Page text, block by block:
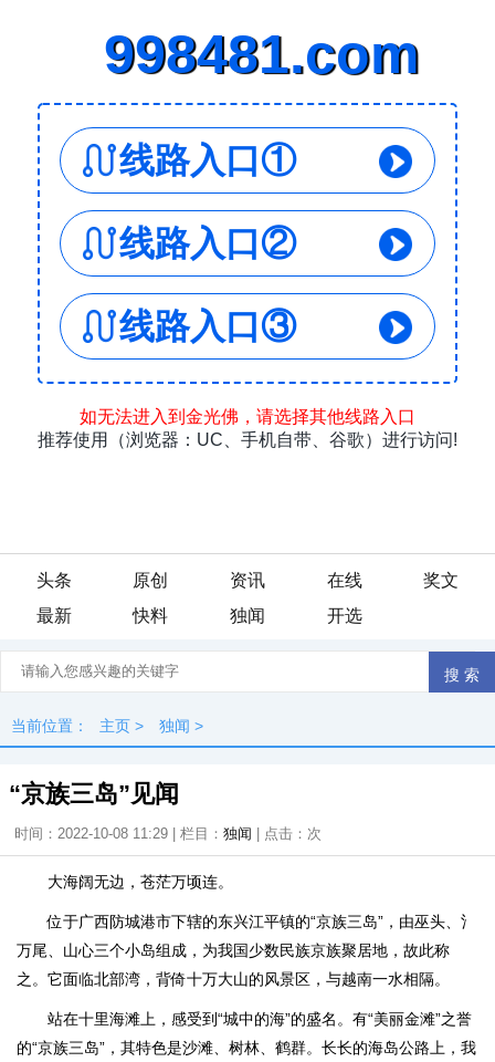
头条 原创 资讯 在线
奖文
最新
快料 独闻 开选
当前位置： 主页 > 独闻 >
“京族三岛”见闻
时间：2022-10-08 11:29 | 栏目： 独闻 | 点击： 次
大海阔无边，苍茫万顷连。
位于广西防城港市下辖的东兴江平镇的“京族三岛”，由巫头、氵
万尾、山心三个小岛组成，为我国少数民族京族聚居地，故此称
之。它面临北部湾，背倚十万大山的风景区，与越南一水相隔。
站在十里海滩上，感受到“城中的海”的盛名。有“美丽金滩”之誉
的“京族三岛”，其特色是沙滩、树林、鹤群。长长的海岛公路上，我